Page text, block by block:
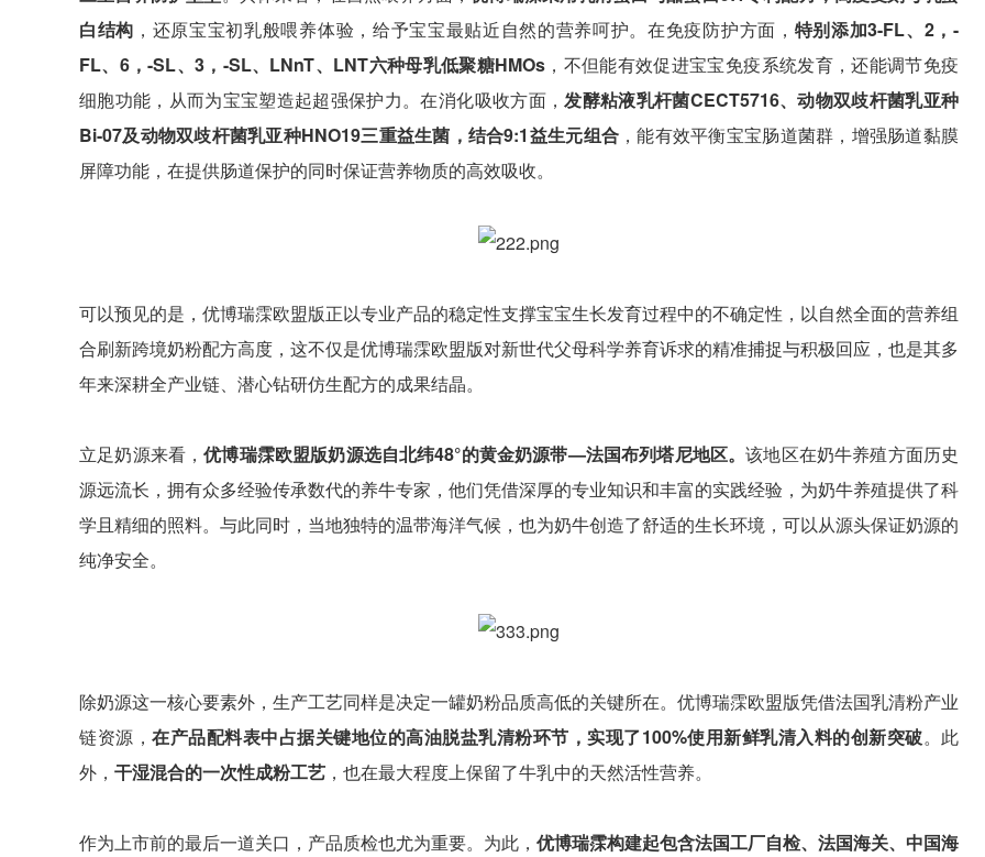
白结构 ，还原宝宝初乳般喂养体验，给予宝宝最贴近自然的营养呵护。在免疫防护方面， 特别添加3-FL、2，-
FL、6，-SL、3，-SL、LNnT、LNT六种母乳低聚糖HMOs，不但能有效促进宝宝免疫系统发育，还能调节免疫
细胞功能，从而为宝宝塑造起超强保护力。在消化吸收方面，发酵粘液乳杆菌CECT5716、动物双歧杆菌乳亚种
Bi-07及动物双歧杆菌乳亚种HNO19三重益生菌，结合9:1益生元组合 ，能有效平衡宝宝肠道菌群，增强肠道黏膜
屏障功能，在提供肠道保护的同时保证营养物质的高效吸收。
可以预见的是，优博瑞霂欧盟版正以专业产品的稳定性支撑宝宝生长发育过程中的不确定性，以自然全面的营养组
合刷新跨境奶粉配方高度，这不仅是优博瑞霂欧盟版对新世代父母科学养育诉求的精准捕捉与积极回应，也是其多
年来深耕全产业链、潜心钻研仿生配方的成果结晶。
立足奶源来看，优博瑞霂欧盟版奶源选自北纬48°的黄金奶源带—法国布列塔尼地区。该地区在奶牛养殖方面历史
源远流长，拥有众多经验传承数代的养牛专家，他们凭借深厚的专业知识和丰富的实践经验，为奶牛养殖提供了科
学且精细的照料。与此同时，当地独特的温带海洋气候，也为奶牛创造了舒适的生长环境，可以从源头保证奶源的
纯净安全。
除奶源这一核心要素外，生产工艺同样是决定一罐奶粉品质高低的关键所在。优博瑞霂欧盟版凭借法国乳清粉产业
链资源， 在产品配料表中占据关键地位的高油脱盐乳清粉环节，实现了100%使用新鲜乳清入料的创新突破。此
外， 干湿混合的一次性成粉工艺 ，也在最大程度上保留了牛乳中的天然活性营养。
作为上市前的最后一道关口，产品质检也尤为重要。为此， 优博瑞霂构建起包含法国工厂自检、法国海关、中国海